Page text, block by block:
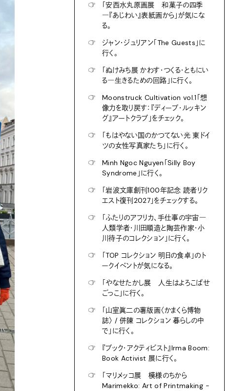
☞
「安西水丸原画展 和菓子の四季
―『あじわい』表紙画から」が気にな
る。
☞
ジャン・ジュリアン「The Guests」に
行く。
☞
「ぬけみち展 かわす・つくる・ともにい
る―生きるための回路」に行く。
☞
Moonstruck Cultivation vol.1「想
像力を取り戻す：『ディープ・ルッキン
グ』アートクラブ」をチェック。
☞
「もはやない国のかつてない光 東ドイ
ツの女性写真家たち」に行く。
☞
Minh Ngoc Nguyen「Silly Boy
Syndrome」に行く。
☞
「岩波文庫創刊100年記念 読者リク
エスト復刊2027」をチェックする。
☞
「ふたりのアフリカ、手仕事の宇宙―
人類学者・川田順造と陶芸作家・小
川待子のコレクション」に行く。
☞
「TOP コレクション 明日の食卓」のト
ークイベントが気になる。
☞
「やなせたかし展 人生はよろこばせ
ごっこ」に行く。
☞
「山室眞二の薯版画〈かまくら博物
誌〉 / 併陳 コレクション 暮らしの中
で」に行く。
☞
『ブック・アクティビスト』Irma Boom:
Book Activist 展に行く。
☞
「マリメッコ展 模様のちから
Marimekko: Art of Printmaking -